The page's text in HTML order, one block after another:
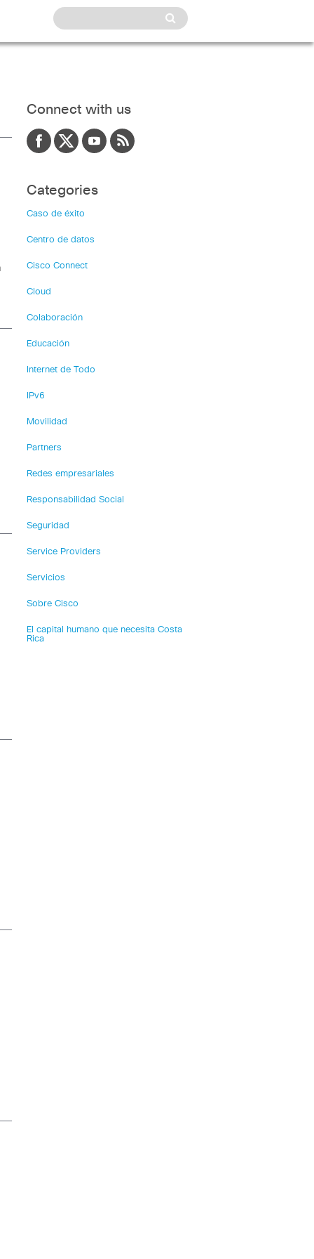
Connect with us
Categories
Caso de éxito
Centro de datos
Cisco Connect
Cloud
Colaboración
Educación
Internet de Todo
IPv6
Movilidad
Partners
Redes empresariales
Responsabilidad Social
Seguridad
Service Providers
Servicios
Sobre Cisco
El capital humano que necesita Costa
Rica